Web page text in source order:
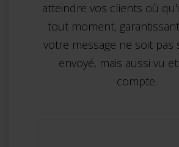
atteindre vos clients où
tout moment,
votre message ne soit pas
envoyé, mais aussi vu
compte.